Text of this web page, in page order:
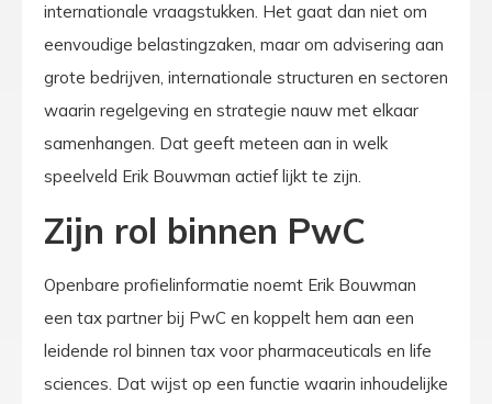
internationale vraagstukken. Het gaat dan niet om
eenvoudige belastingzaken, maar om advisering aan
grote bedrijven, internationale structuren en sectoren
waarin regelgeving en strategie nauw met elkaar
samenhangen. Dat geeft meteen aan in welk
speelveld Erik Bouwman actief lijkt te zijn.
Zijn rol binnen PwC
Openbare profielinformatie noemt Erik Bouwman
een tax partner bij PwC en koppelt hem aan een
leidende rol binnen tax voor pharmaceuticals en life
sciences. Dat wijst op een functie waarin inhoudelijke